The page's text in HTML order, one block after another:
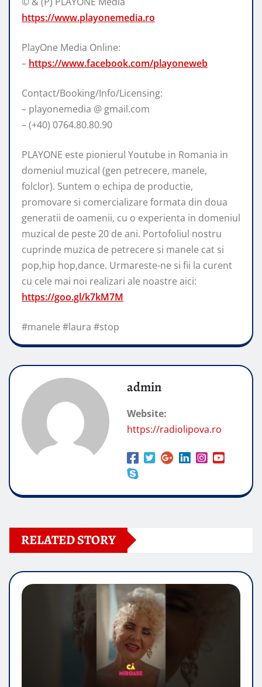
https://www.playonemedia.ro
PlayOne Media Online:
– https://www.facebook.com/playoneweb
Contact/Booking/Info/Licensing:
– playonemedia @ gmail.com
– (+40) 0764.80.80.90
PLAYONE este pionierul Youtube in Romania in
domeniul muzical (gen petrecere, manele,
folclor). Suntem o echipa de productie,
promovare si comercializare formata din doua
generatii de oamenii, cu o experienta in domeniul
muzical de peste 20 de ani. Portofoliul nostru
cuprinde muzica de petrecere si manele cat si
pop,hip hop,dance. Urmareste-ne si fii la curent
cu cele mai noi realizari ale noastre aici:
https://goo.gl/k7kM7M
#manele #laura #stop
admin
Website:
https://radiolipova.ro
RELATED STORY